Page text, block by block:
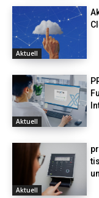
Aktuell
Aktuell
Aktuell